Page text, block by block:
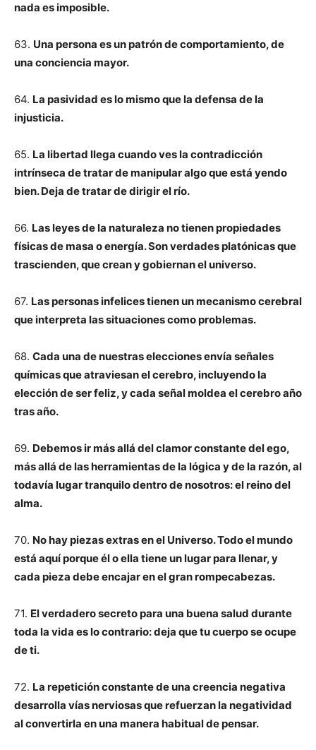
nada es imposible.
63. Una persona es un patrón de comportamiento, de
una conciencia mayor.
64. La pasividad es lo mismo que la defensa de la
injusticia.
65. La libertad llega cuando ves la contradicción
intrínseca de tratar de manipular algo que está yendo
bien. Deja de tratar de dirigir el río.
66. Las leyes de la naturaleza no tienen propiedades
físicas de masa o energía. Son verdades platónicas que
trascienden, que crean y gobiernan el universo.
67. Las personas infelices tienen un mecanismo cerebral
que interpreta las situaciones como problemas.
68. Cada una de nuestras elecciones envía señales
químicas que atraviesan el cerebro, incluyendo la
elección de ser feliz, y cada señal moldea el cerebro año
tras año.
69. Debemos ir más allá del clamor constante del ego,
más allá de las herramientas de la lógica y de la razón, al
todavía lugar tranquilo dentro de nosotros: el reino del
alma.
70. No hay piezas extras en el Universo. Todo el mundo
está aquí porque él o ella tiene un lugar para llenar, y
cada pieza debe encajar en el gran rompecabezas.
71. El verdadero secreto para una buena salud durante
toda la vida es lo contrario: deja que tu cuerpo se ocupe
de ti.
72. La repetición constante de una creencia negativa
desarrolla vías nerviosas que refuerzan la negatividad
al convertirla en una manera habitual de pensar.